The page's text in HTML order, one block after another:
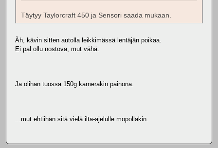
Täytyy Taylorcraft 450 ja Sensori saada mukaan.
Äh, kävin sitten autolla leikkimässä lentäjän poikaa.
Ei pal ollu nostova, mut vähä:
Ja olihan tuossa 150g kamerakin painona:
...mut ehtiihän sitä vielä ilta-ajelulle mopollakin.